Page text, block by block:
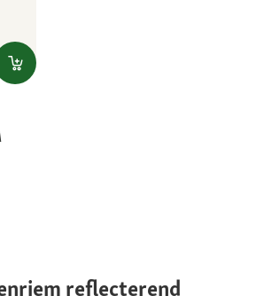
reflecterend